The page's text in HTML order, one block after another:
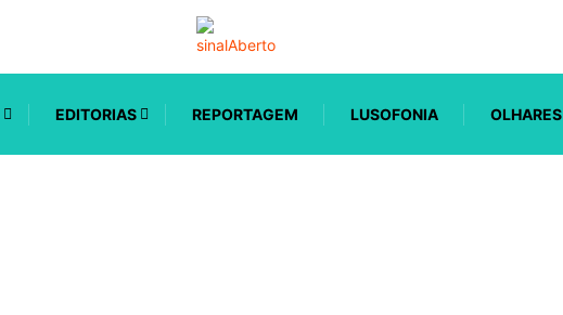
EDITORIAS REPORTAGEM LUSOFONIA OLHARES